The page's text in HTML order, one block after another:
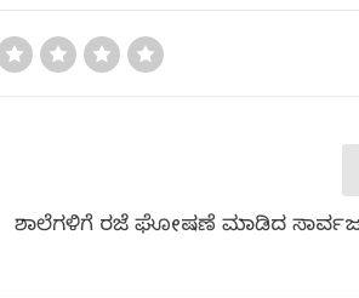
ಶಾಲೆಗಳಿಗೆ ರಜೆ ಘೋಷಣೆ ಮಾಡಿದ